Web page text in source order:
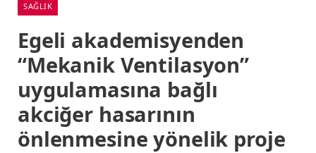
SAĞLIK
Egeli akademisyenden
“Mekanik Ventilasyon”
uygulamasına bağlı
akciğer hasarının
önlenmesine yönelik proje